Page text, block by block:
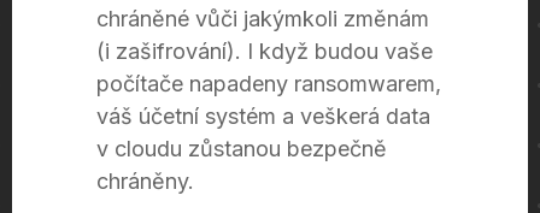
chráněné vůči jakýmkoli změnám
(i zašifrování). I když budou vaše
počítače napadeny ransomwarem,
váš účetní systém a veškerá data
v cloudu zůstanou bezpečně
chráněny.